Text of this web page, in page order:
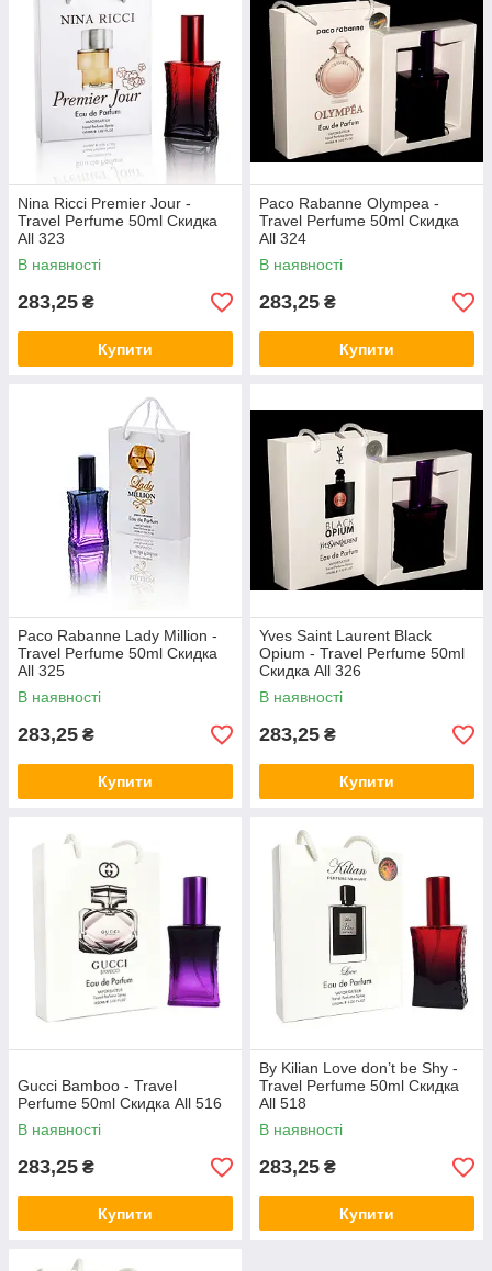
Nina Ricci Premier Jour -
Travel Perfume 50ml Скидка
All 323
В наявності
283,25 ₴
Купити
Paco Rabanne Olympea -
Travel Perfume 50ml Скидка
All 324
В наявності
283,25 ₴
Купити
Paco Rabanne Lady Million -
Travel Perfume 50ml Скидка
All 325
В наявності
283,25 ₴
Купити
Yves Saint Laurent Black
Opium - Travel Perfume 50ml
Скидка All 326
В наявності
283,25 ₴
Купити
Gucci Bamboo - Travel
Perfume 50ml Скидка All 516
В наявності
283,25 ₴
Купити
By Kilian Love don’t be Shy -
Travel Perfume 50ml Скидка
All 518
В наявності
283,25 ₴
Купити